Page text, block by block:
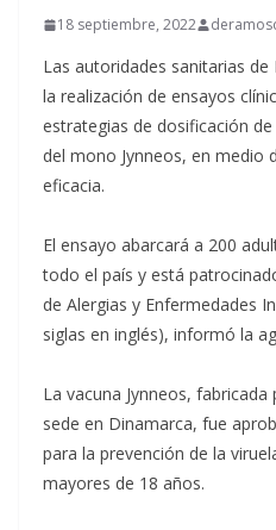
18 septiembre, 2022
Las autoridades sanitarias
la realización de ensayos
estrategias de dosificación
del mono Jynneos, en medio
eficacia.
El ensayo abarcará a 200
todo el país y está
de Alergias y Enfermedades
siglas en inglés), informó la
La vacuna Jynneos,
sede en Dinamarca, fue
para la prevención de la
mayores de 18 años.